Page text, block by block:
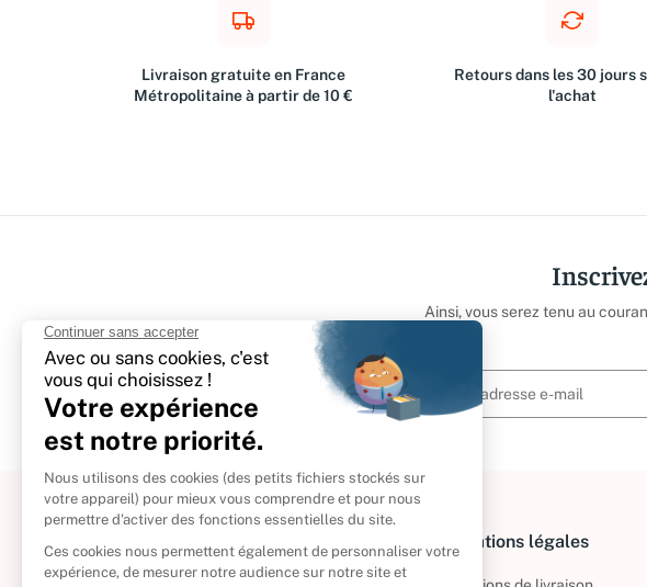
Livraison gratuite en France
Métropolitaine à partir de 10 €
Retours dans les 30 jours
l'achat
Ainsi, vous serez tenu au
À propos Informations légales